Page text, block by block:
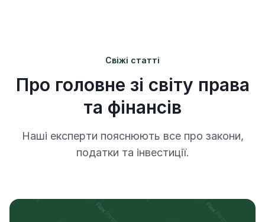
Свіжі статті
Про головне зі світу права
та фінансів
Наші експерти пояснюють все про закони,
податки та інвестиції.